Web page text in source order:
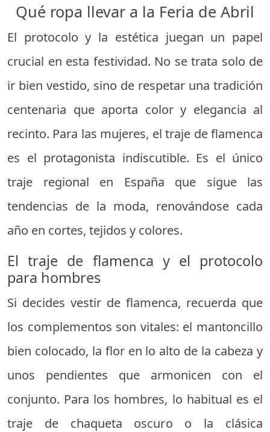
Qué ropa llevar a la Feria de Abril
El protocolo y la estética juegan un papel
crucial en esta festividad. No se trata solo de
ir bien vestido, sino de respetar una tradición
centenaria que aporta color y elegancia al
recinto. Para las mujeres, el traje de flamenca
es el protagonista indiscutible. Es el único
traje regional en España que sigue las
tendencias de la moda, renovándose cada
año en cortes, tejidos y colores.
El traje de flamenca y el protocolo
para hombres
Si decides vestir de flamenca, recuerda que
los complementos son vitales: el mantoncillo
bien colocado, la flor en lo alto de la cabeza y
unos pendientes que armonicen con el
conjunto. Para los hombres, lo habitual es el
traje de chaqueta oscuro o la clásica